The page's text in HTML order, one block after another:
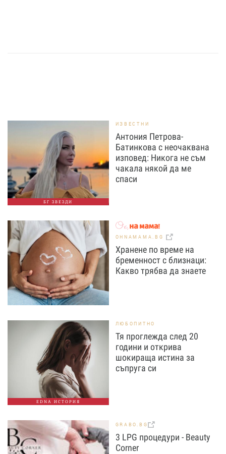
БГ ЗВЕЗДИ
ИЗВЕСТНИ
Антония Петрова-
Батинкова с неочаквана
изповед: Никога не съм
чакала някой да ме
спаси
OHNAMAMA.BG
Хранене по време на
бременност с близнаци:
Какво трябва да знаете
EDNA ИСТОРИЯ
ЛЮБОПИТНО
Тя проглежда след 20
години и открива
шокираща истина за
съпруга си
GRABO.BG
3 LPG процедури - Beauty
Corner